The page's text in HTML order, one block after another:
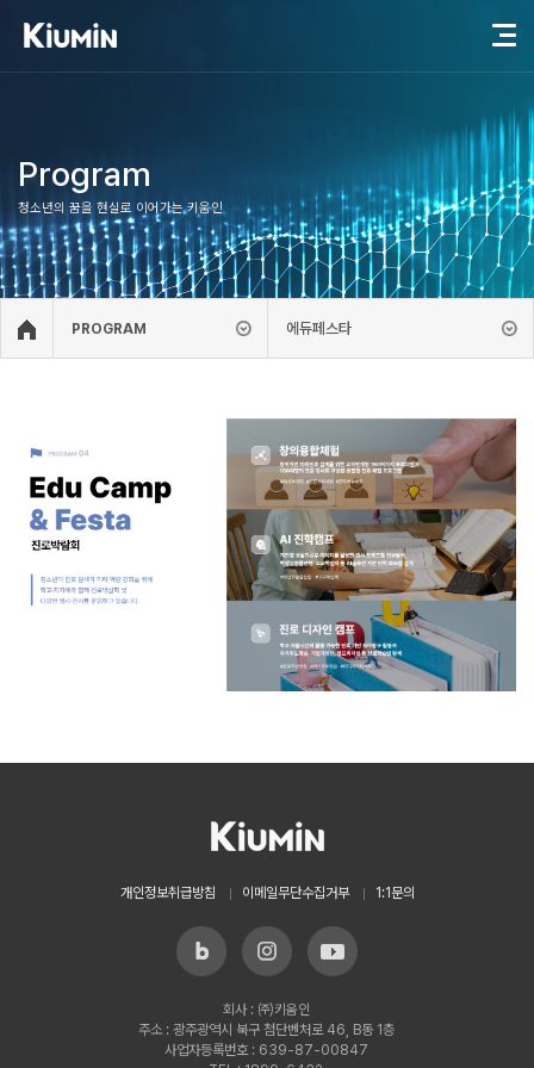
Program
청소년의 꿈을 현실로 이어가는 키움인
PROGRAM 에듀페스타
개인정보취급방침 이메일무단수집거부 1:1문의
회사 : ㈜키움인
주소 : 광주광역시 북구 첨단벤처로 46, B동 1층
사업자등록번호 : 639-87-00847